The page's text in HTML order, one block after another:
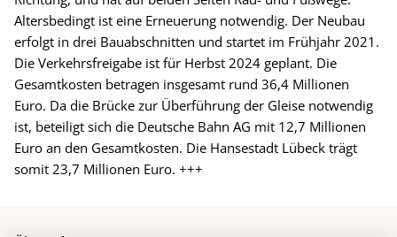
Altersbedingt ist eine Erneuerung notwendig. Der Neubau
erfolgt in drei Bauabschnitten und startet im Frühjahr 2021.
Die Verkehrsfreigabe ist für Herbst 2024 geplant. Die
Gesamtkosten betragen insgesamt rund 36,4 Millionen
Euro. Da die Brücke zur Überführung der Gleise notwendig
ist, beteiligt sich die Deutsche Bahn AG mit 12,7 Millionen
Euro an den Gesamtkosten. Die Hansestadt Lübeck trägt
somit 23,7 Millionen Euro. +++